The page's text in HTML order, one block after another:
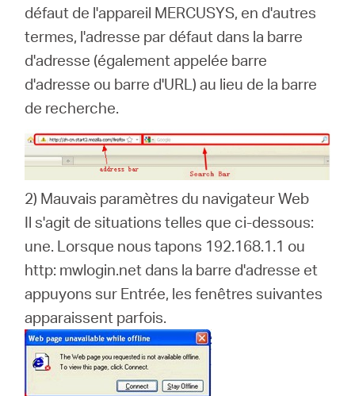
défaut de l'appareil MERCUSYS, en d'autres
termes, l'adresse par défaut dans la barre
d'adresse (également appelée barre
d'adresse ou barre d'URL) au lieu de la barre
de recherche.
2) Mauvais paramètres du navigateur Web
Il s'agit de situations telles que ci-dessous:
une. Lorsque nous tapons 192.168.1.1 ou
http: mwlogin.net dans la barre d'adresse et
appuyons sur Entrée, les fenêtres suivantes
apparaissent parfois.